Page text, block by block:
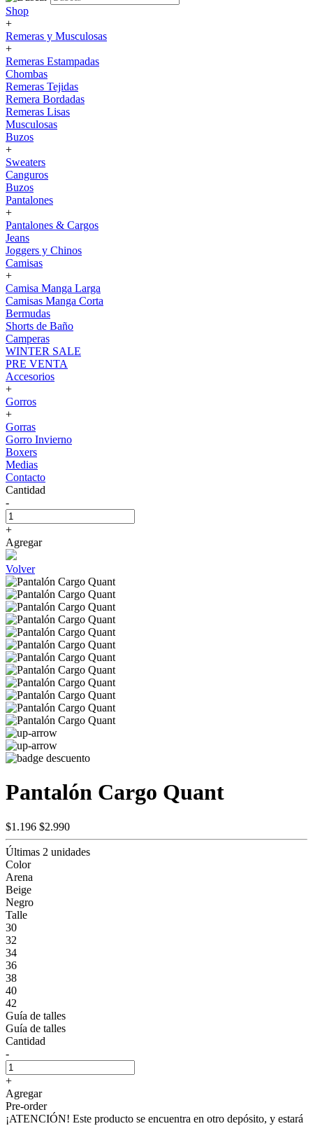
Shop
+
Remeras y Musculosas
+
Remeras Estampadas
Chombas
Remeras Tejidas
Remera Bordadas
Remeras Lisas
Musculosas
Buzos
+
Sweaters
Canguros
Buzos
Pantalones
+
Pantalones & Cargos
Jeans
Joggers y Chinos
Camisas
+
Camisa Manga Larga
Camisas Manga Corta
Bermudas
Shorts de Baño
Camperas
WINTER SALE
PRE VENTA
Accesorios
+
Gorros
+
Gorras
Gorro Invierno
Boxers
Medias
Contacto
Cantidad
-
+
Agregar
Volver
Pantalón Cargo Quant
$1.196 $2.990
Últimas 2 unidades
Color
Arena
Beige
Negro
Talle
30
32
34
36
38
40
42
Guía de talles
Guía de talles
Cantidad
-
+
Agregar
Pre-order
¡ATENCIÓN! Este producto se encuentra en otro depósito, y estará